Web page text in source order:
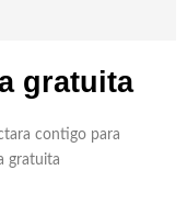
gratuita
contigo para
gratuita